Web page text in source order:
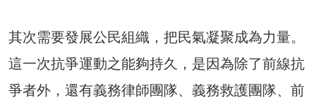
其次需要發展公民組織，把民氣凝聚成為力量。
這一次抗爭運動之能夠持久，是因為除了前線抗
爭者外，還有義務律師團隊、義務救護團隊、前